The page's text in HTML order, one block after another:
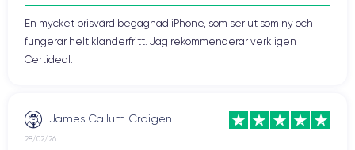
En mycket prisvärd begagnad iPhone, som ser ut som ny och
fungerar helt klanderfritt. Jag rekommenderar verkligen
Certideal.
James Callum Craigen
28/02/26